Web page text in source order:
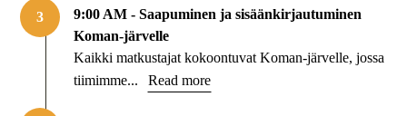
3
9:00 AM - Saapuminen ja sisäänkirjautuminen
Koman-järvelle
Kaikki matkustajat kokoontuvat Koman-järvelle, jossa
tiimimme...
Read more